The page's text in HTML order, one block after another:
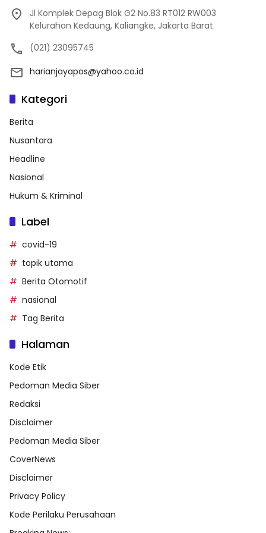
Jl Komplek Depag Blok G2 No.83 RT012 RW003
Kelurahan Kedaung, Kaliangke, Jakarta Barat
(021) 23095745
harianjayapos@yahoo.co.id
Kategori
Berita
Nusantara
Headline
Nasional
Hukum & Kriminal
Label
covid-19
topik utama
Berita Otomotif
nasional
Tag Berita
Halaman
Kode Etik
Pedoman Media Siber
Redaksi
Disclaimer
Pedoman Media Siber
CoverNews
Disclaimer
Privacy Policy
Kode Perilaku Perusahaan